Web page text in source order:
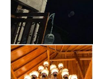
Insight
NTB
Suara
Time
Lens
IDN
Daily
Jogja
Jalan
Rakyat
Idealita
News
Kita
Notice
Dinamikapost.com
Radar
Baru
Seedbacklink
Follow
Kabarbaru